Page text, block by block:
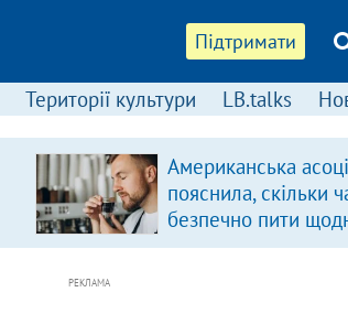
Підтримати
Території культури LB.talks
Американська
пояснила, скільки
безпечно пити
РЕКЛАМА